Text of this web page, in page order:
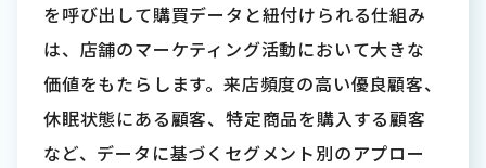
を呼び出して購買データと紐付けられる仕組み
は、店舗のマーケティング活動において大きな
価値をもたらします。来店頻度の高い優良顧客、
休眠状態にある顧客、特定商品を購入する顧客
など、データに基づくセグメント別のアプロー